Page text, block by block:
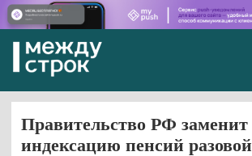
Правительство РФ заменит
индексацию пенсий